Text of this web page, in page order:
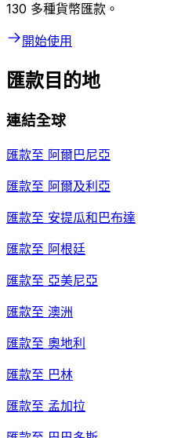
130 多種貨幣匯款。
開始使用
匯款目的地
連結全球
匯款至 阿爾巴尼亞
匯款至 阿爾及利亞
匯款至 安提瓜和巴布達
匯款至 阿根廷
匯款至 亞美尼亞
匯款至 澳洲
匯款至 奧地利
匯款至 巴林
匯款至 孟加拉